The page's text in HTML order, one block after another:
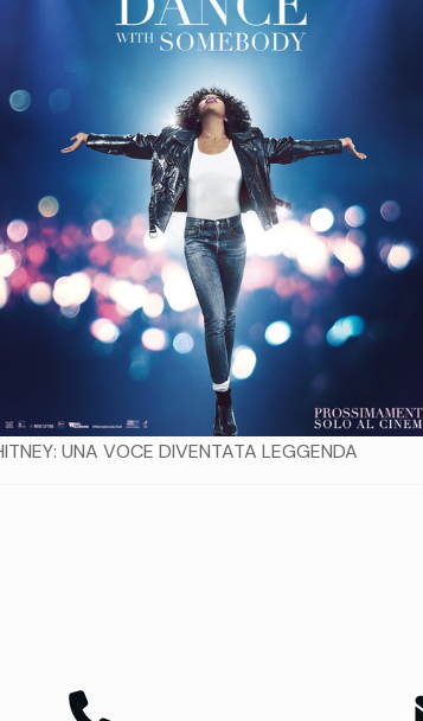
UNA VOCE DIVENTATA LEGGENDA